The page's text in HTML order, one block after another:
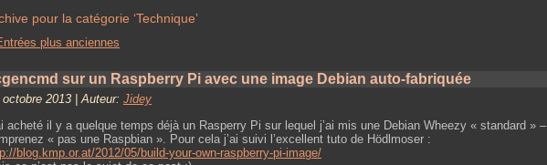
pour la catégorie ‘Technique’
plus anciennes
sur un Raspberry Pi avec une image Debian auto-fabriquée
octobre 2013 | Auteur: Jidey
acheté il y a quelque temps déjà un Rasperry Pi sur lequel j’ai mis une Debian Wheezy « standard » –
« pas une Raspbian ». Pour cela j’ai suivi l’excellent tuto de Hödlmoser :
blog.kmp.or.at/2012/05/build-your-own-raspberry-pi-image/